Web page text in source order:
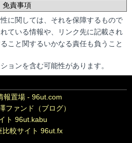
免責事項
に関しては、それを保障するもので
ている情報や、リンク先に記載され
こと関するいかなる責任も負うこと
ョンを含む可能性があります。
報置場 - 96ut.com
ァンド（ブログ）
ト 96ut.kabu
比較サイト 96ut.fx